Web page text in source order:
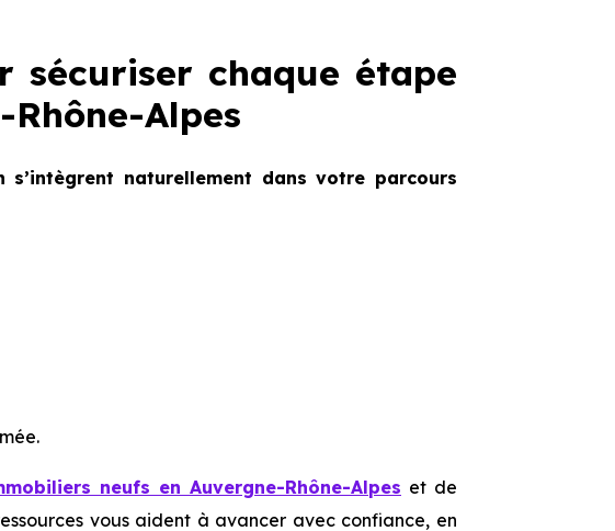
sécuriser chaque étape
Alpes
s’intègrent naturellement dans votre parcours
neufs en Auvergne-Rhône-Alpes et de
vous aident à avancer avec confiance, en